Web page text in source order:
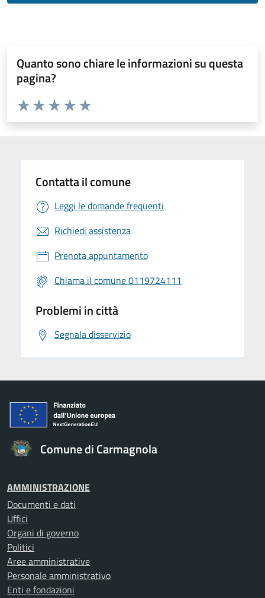
Quanto sono chiare le informazioni su questa
pagina?
Valuta da 1 a 5 stelle la pagina
Valuta 5 stelle su 5
Valuta 4 stelle su 5
Valuta 3 stelle su 5
Valuta 2 stelle su 5
Valuta 1 stelle su 5
Contatta il comune
Leggi le domande frequenti
Richiedi assistenza
Prenota appuntamento
Chiama il comune 0119724111
Problemi in città
Segnala disservizio
Comune di Carmagnola
AMMINISTRAZIONE
Documenti e dati
Uffici
Organi di governo
Politici
Aree amministrative
Personale amministrativo
Enti e fondazioni